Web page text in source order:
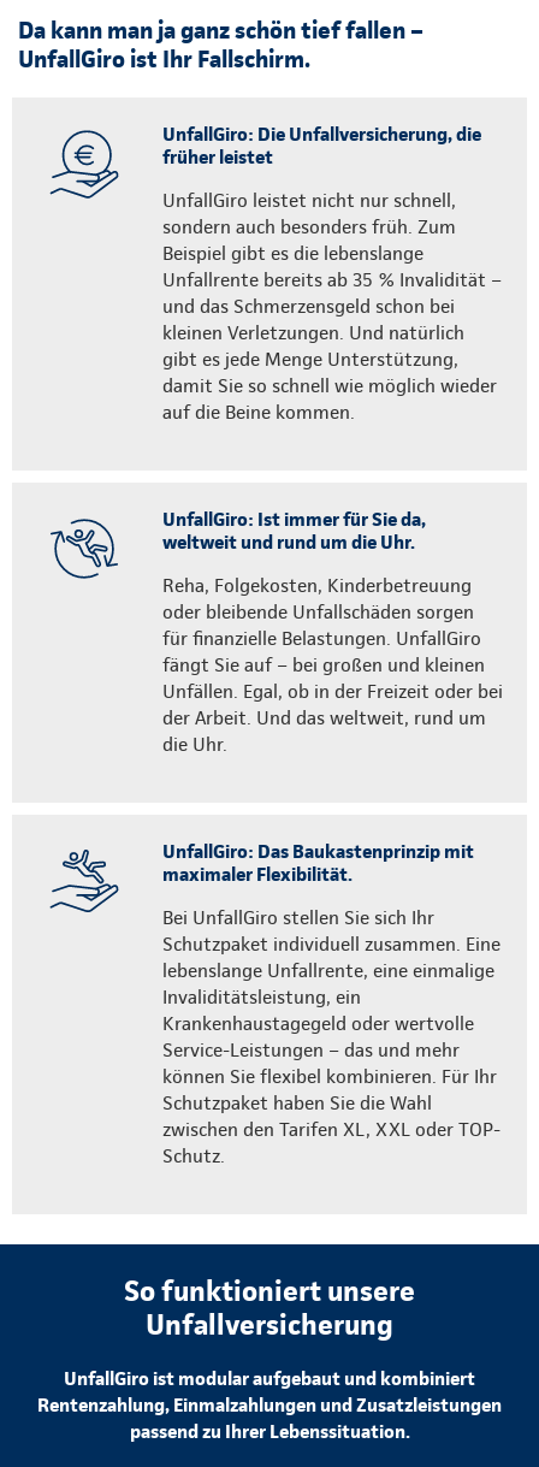
Da kann man ja ganz schön tief fallen –
UnfallGiro ist Ihr Fallschirm.
UnfallGiro: Die Unfallversicherung, die
früher leistet
UnfallGiro leistet nicht nur schnell,
sondern auch besonders früh. Zum
Beispiel gibt es die lebenslange
Unfallrente bereits ab 35 % Invalidität –
und das Schmerzensgeld schon bei
kleinen Verletzungen. Und natürlich
gibt es jede Menge Unterstützung,
damit Sie so schnell wie möglich wieder
auf die Beine kommen.
UnfallGiro: Ist immer für Sie da,
weltweit und rund um die Uhr.
Reha, Folgekosten, Kinderbetreuung
oder bleibende Unfallschäden sorgen
für finanzielle Belastungen. UnfallGiro
fängt Sie auf – bei großen und kleinen
Unfällen. Egal, ob in der Freizeit oder bei
der Arbeit. Und das weltweit, rund um
die Uhr.
UnfallGiro: Das Baukastenprinzip mit
maximaler Flexibilität.
Bei UnfallGiro stellen Sie sich Ihr
Schutzpaket individuell zusammen. Eine
lebenslange Unfallrente, eine einmalige
Invaliditätsleistung, ein
Krankenhaustagegeld oder wertvolle
Service-Leistungen – das und mehr
können Sie flexibel kombinieren. Für Ihr
Schutzpaket haben Sie die Wahl
zwischen den Tarifen XL, XXL oder TOP-
Schutz.
So funktioniert unsere
Unfallversicherung
UnfallGiro ist modular aufgebaut und kombiniert
Rentenzahlung, Einmalzahlungen und Zusatzleistungen
passend zu Ihrer Lebenssituation.